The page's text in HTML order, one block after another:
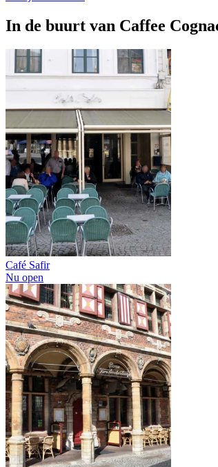
In de buurt van Caffee
Café Safir
Nu open